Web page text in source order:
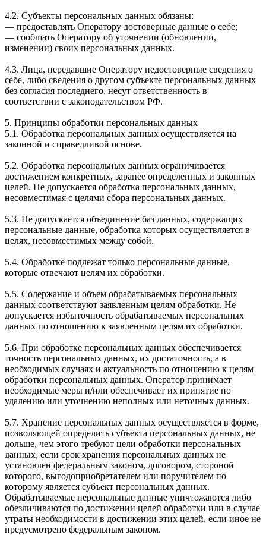
4.2. Субъекты персональных данных обязаны:
— предоставлять Оператору достоверные данные о себе;
— сообщать Оператору об уточнении (обновлении,
изменении) своих персональных данных.
4.3. Лица, передавшие Оператору недостоверные сведения о
себе, либо сведения о другом субъекте персональных данных
без согласия последнего, несут ответственность в
соответствии с законодательством РФ.
5. Принципы обработки персональных данных
5.1. Обработка персональных данных осуществляется на
законной и справедливой основе.
5.2. Обработка персональных данных ограничивается
достижением конкретных, заранее определенных и законных
целей. Не допускается обработка персональных данных,
несовместимая с целями сбора персональных данных.
5.3. Не допускается объединение баз данных, содержащих
персональные данные, обработка которых осуществляется в
целях, несовместимых между собой.
5.4. Обработке подлежат только персональные данные,
которые отвечают целям их обработки.
5.5. Содержание и объем обрабатываемых персональных
данных соответствуют заявленным целям обработки. Не
допускается избыточность обрабатываемых персональных
данных по отношению к заявленным целям их обработки.
5.6. При обработке персональных данных обеспечивается
точность персональных данных, их достаточность, а в
необходимых случаях и актуальность по отношению к целям
обработки персональных данных. Оператор принимает
необходимые меры и/или обеспечивает их принятие по
удалению или уточнению неполных или неточных данных.
5.7. Хранение персональных данных осуществляется в форме,
позволяющей определить субъекта персональных данных, не
дольше, чем этого требуют цели обработки персональных
данных, если срок хранения персональных данных не
установлен федеральным законом, договором, стороной
которого, выгодоприобретателем или поручителем по
которому является субъект персональных данных.
Обрабатываемые персональные данные уничтожаются либо
обезличиваются по достижении целей обработки или в случае
утраты необходимости в достижении этих целей, если иное не
предусмотрено федеральным законом.